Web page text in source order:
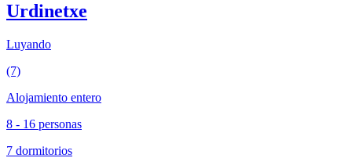
Urdinetxe
Luyando
(7)
Alojamiento entero
8 - 16 personas
7 dormitorios